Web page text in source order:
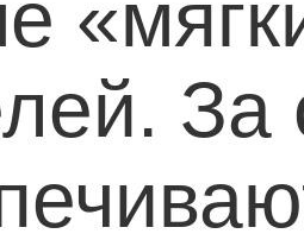
За